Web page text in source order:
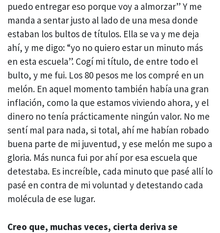
puedo entregar eso porque voy a almorzar” Y me
manda a sentar justo al lado de una mesa donde
estaban los bultos de títulos. Ella se va y me deja
ahí, y me digo: “yo no quiero estar un minuto más
en esta escuela”. Cogí mi título, de entre todo el
bulto, y me fui. Los 80 pesos me los compré en un
melón. En aquel momento también había una gran
inflación, como la que estamos viviendo ahora, y el
dinero no tenía prácticamente ningún valor. No me
sentí mal para nada, si total, ahí me habían robado
buena parte de mi juventud, y ese melón me supo a
gloria. Más nunca fui por ahí por esa escuela que
detestaba. Es increíble, cada minuto que pasé allí lo
pasé en contra de mi voluntad y detestando cada
molécula de ese lugar.
Creo que, muchas veces, cierta deriva se